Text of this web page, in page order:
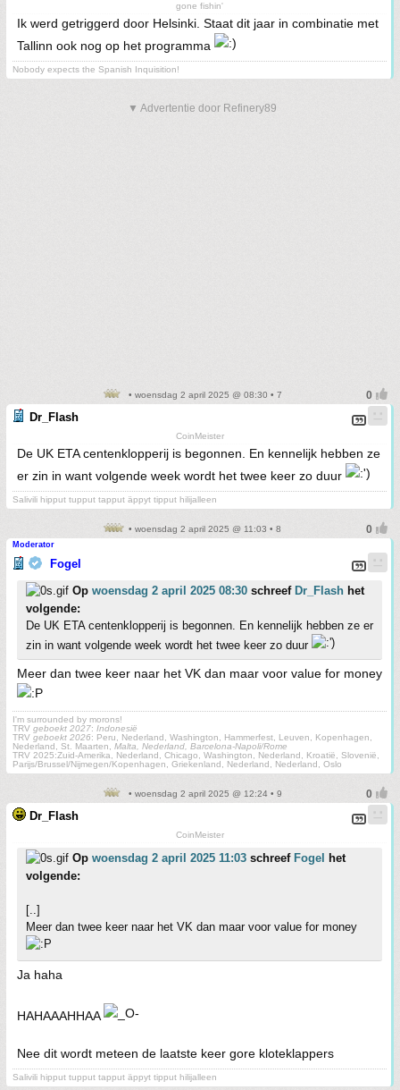
gone fishin'
Ik werd getriggerd door Helsinki. Staat dit jaar in combinatie met
Tallinn ook nog op het programma
Nobody expects the Spanish Inquisition!
▼ Advertentie door Refinery89
• woensdag 2 april 2025 @ 08:30 • 7
Dr_Flash
CoinMeister
De UK ETA centenklopperij is begonnen. En kennelijk hebben ze
er zin in want volgende week wordt het twee keer zo duur
Salivili hipput tupput tapput äppyt tipput hilijalleen
• woensdag 2 april 2025 @ 11:03 • 8
Moderator
Fogel
Op woensdag 2 april 2025 08:30 schreef Dr_Flash het
volgende:
De UK ETA centenklopperij is begonnen. En kennelijk hebben ze er
zin in want volgende week wordt het twee keer zo duur
Meer dan twee keer naar het VK dan maar voor value for money
I'm surrounded by morons!
TRV geboekt 2027: Indonesië
TRV geboekt 2026: Peru, Nederland, Washington, Hammerfest, Leuven, Kopenhagen,
Nederland, St. Maarten, Malta, Nederland, Barcelona-Napoli/Rome
TRV 2025:Zuid-Amerika, Nederland, Chicago, Washington, Nederland, Kroatië, Slovenië,
Parijs/Brussel/Nijmegen/Kopenhagen, Griekenland, Nederland, Nederland, Oslo
• woensdag 2 april 2025 @ 12:24 • 9
Dr_Flash
CoinMeister
Op woensdag 2 april 2025 11:03 schreef Fogel
het
volgende:
[..]
Meer dan twee keer naar het VK dan maar voor value for money
Ja haha
HAHAAAHHAA
Nee dit wordt meteen de laatste keer gore kloteklappers
Salivili hipput tupput tapput äppyt tipput hilijalleen